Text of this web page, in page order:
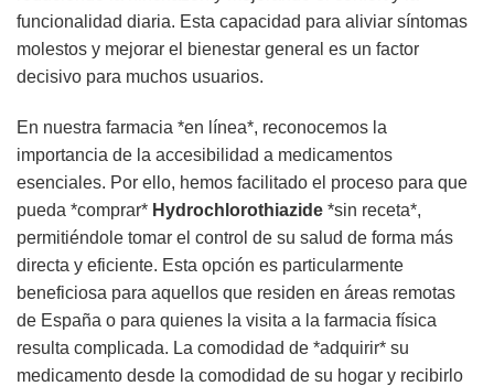
funcionalidad diaria. Esta capacidad para aliviar síntomas
molestos y mejorar el bienestar general es un factor
decisivo para muchos usuarios.
En nuestra farmacia *en línea*, reconocemos la
importancia de la accesibilidad a medicamentos
esenciales. Por ello, hemos facilitado el proceso para que
pueda *comprar* Hydrochlorothiazide *sin receta*,
permitiéndole tomar el control de su salud de forma más
directa y eficiente. Esta opción es particularmente
beneficiosa para aquellos que residen en áreas remotas
de España o para quienes la visita a la farmacia física
resulta complicada. La comodidad de *adquirir* su
medicamento desde la comodidad de su hogar y recibirlo